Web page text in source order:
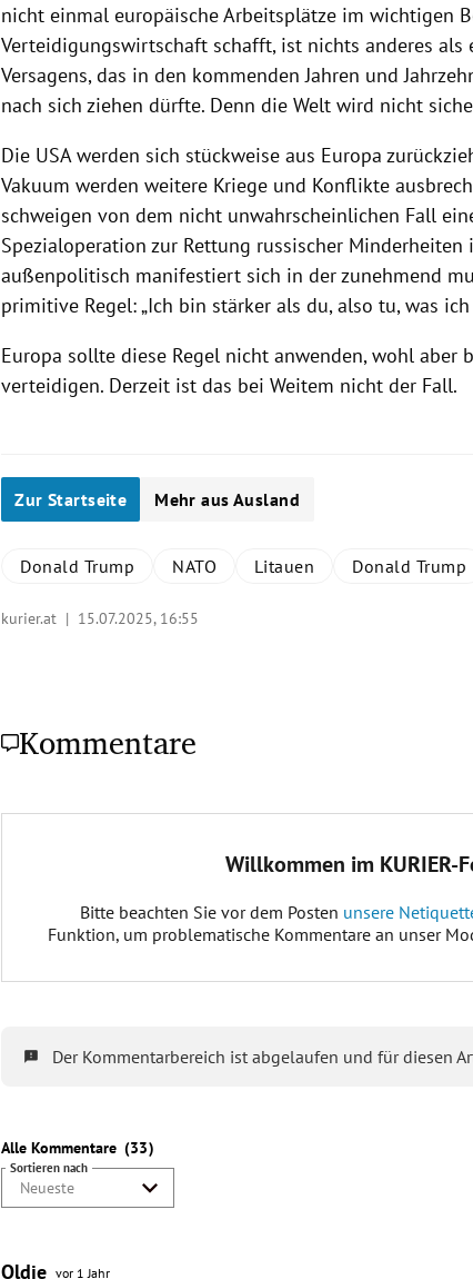
nicht einmal europäische Arbeitsplätze im wichtigen
Verteidigungswirtschaft schafft, ist nichts anderes als
Versagens, das in den kommenden Jahren und
nach sich ziehen dürfte. Denn die Welt wird nicht
Die USA werden sich stückweise aus Europa
Vakuum werden weitere Kriege und Konflikte
schweigen von dem nicht unwahrscheinlichen Fall
Spezialoperation zur Rettung russischer Minderheiten
außenpolitisch manifestiert sich in der zunehmend
primitive Regel: „Ich bin stärker als du, also tu, was ich
Europa sollte diese Regel nicht anwenden, wohl aber
verteidigen. Derzeit ist das bei Weitem nicht der Fall.
Zur Startseite Mehr aus Ausland
Donald Trump NATO Litauen Donald Trump
kurier.at | 15.07.2025, 16:55
Kommentare